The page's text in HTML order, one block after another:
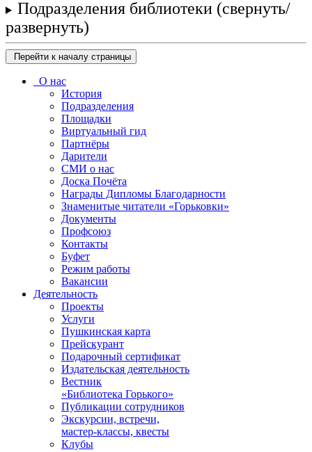
Подразделения библиотеки (свернуть/
развернуть)
Перейти к началу страницы
О нас
История
Подразделения
Площадки
Виртуальный гид
Партнёры
Дарители
СМИ о нас
Доска Почёта
Награды Дипломы Благодарности
Знаменитые читатели «Горьковки»
Документы
Профсоюз
Контакты
Буфет
Режим работы
Вакансии
Деятельность
Проекты
Услуги
Пушкинская карта
Прейскурант
Подарочный сертификат
Издательская деятельность
Вестник
«Библиотека Горького»
Публикации сотрудников
Экскурсии, встречи,
мастер-классы, квесты
Клубы